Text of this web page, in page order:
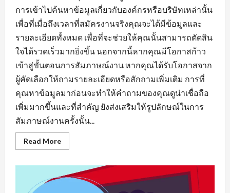
การเข้าไปค้นหาข้อมูลเกี่ยวกับองค์กรหรือบริษัทเหล่านั้น
เพื่อที่เมื่อถึงเวลาที่สมัครงานจริงคุณจะได้มีข้อมูลและ
รายละเอียดทั้งหมด เพื่อที่จะช่วยให้คุณนั้นสามารถตัดสิน
ใจได้รวดเร็วมากยิ่งขึ้น นอกจากนี้หากคุณมีโอกาสก้าว
เข้าสู่ขั้นตอนการสัมภาษณ์งาน หากคุณได้รับโอกาสจาก
ผู้คัดเลือกให้ถามรายละเอียดหรือสักถามเพิ่มเติม การที่
คุณหาข้อมูลมาก่อนจะทำให้คำถามของคุณดูน่าเชื่อถือ
เพิ่มมากขึ้นและที่สำคัญ ยังส่งเสริมให้รูปลักษณ์ในการ
สัมภาษณ์งานครั้งนั้น...
Read MoreRead
more
เพชรบูรณ์